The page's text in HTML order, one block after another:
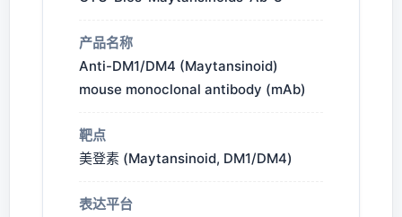
产品名称
Anti-DM1/DM4 (Maytansinoid)
mouse monoclonal antibody (mAb)
靶点
美登素 (Maytansinoid, DM1/DM4)
表达平台